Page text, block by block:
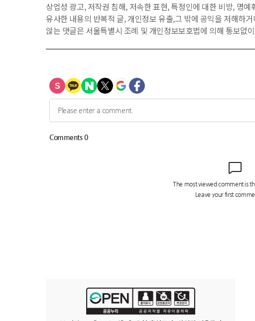
상업성 광고, 저작권 침해, 저속한 표현, 특정인에 대한 비방, 명예
유사한 내용의 반복적 글, 개인정보 유출,그 밖에 공익을 저해하
않는 댓글은 서울특별시 조례 및 개인정보보호법에 의해 통보없